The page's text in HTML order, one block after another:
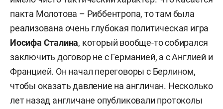
пакта Молотова – Риббентропа, то там была
реализована очень глубокая политическая игра
Иосифа Сталина, который вообще-то собирался
заключить договор не с Германией, а с Англией и
Францией. Он начал переговоры с Берлином,
чтобы оказать давление на англичан. Несколько
лет назад англичане опубликовали протоколы